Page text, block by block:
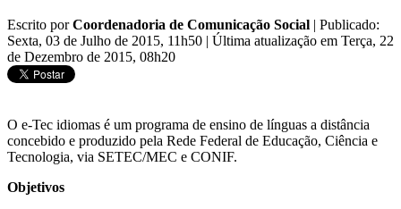
Escrito porCoordenadoria de Comunicação Social | Publicado:
Sexta, 03 de Julho de 2015, 11h50 | Última atualização em Terça, 22
de Dezembro de 2015, 08h20
O e-Tec idiomas é um programa de ensino de línguas a distância
concebido e produzido pela Rede Federal de Educação, Ciência e
Tecnologia, via SETEC/MEC e CONIF.
Objetivos